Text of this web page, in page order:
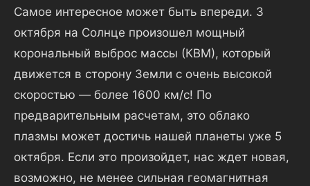
Самое интересное может быть впереди. 3
октября на Солнце произошел мощный
корональный выброс массы (КВМ), который
движется в сторону Земли с очень высокой
скоростью — более 1600 км/с! По
предварительным расчетам, это облако
плазмы может достичь нашей планеты уже 5
октября. Если это произойдет, нас ждет новая,
возможно, не менее сильная геомагнитная